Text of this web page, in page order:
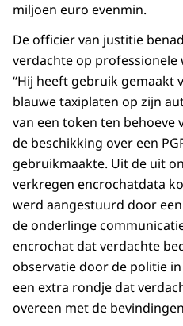
miljoen euro evenmin.
De officier van justitie
verdachte op professionele
“Hij heeft gebruik gemaakt
blauwe taxiplaten op zijn
van een token ten behoeve
de beschikking over een
gebruikmaakte. Uit de uit
verkregen encrochatdata
werd aangestuurd door
de onderlinge
encrochat dat verdachte
observatie door de politie
een extra rondje dat
overeen met de